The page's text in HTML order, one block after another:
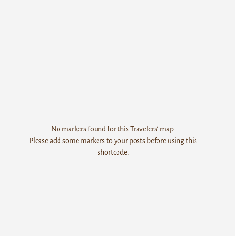
No markers found for this Travelers' map.
Please add some markers to your posts before using this
shortcode.